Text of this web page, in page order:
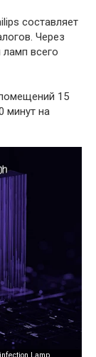
составляет
Через
всего
15
минут на